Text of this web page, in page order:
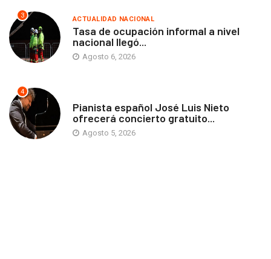
3 ACTUALIDAD NACIONAL
Tasa de ocupación informal a nivel
nacional llegó...
Agosto 6, 2026
4
Pianista español José Luis Nieto
ofrecerá concierto gratuito...
Agosto 5, 2026